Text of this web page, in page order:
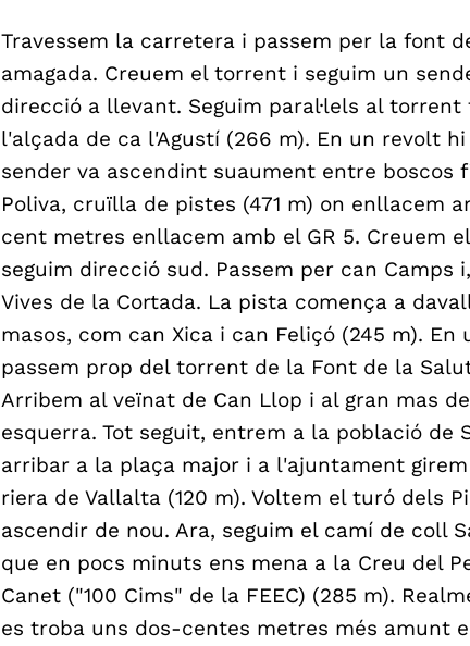
Travessem la carretera i passem per la font
amagada. Creuem el torrent i seguim un
direcció a llevant. Seguim paral·lels al
l'alçada de ca l'Agustí (266 m). En un revolt
sender va ascendint suaument entre boscos
Poliva, cruïlla de pistes (471 m) on enllacem
cent metres enllacem amb el GR 5. Creuem
seguim direcció sud. Passem per can Camps
Vives de la Cortada. La pista comença a
masos, com can Xica i can Feliçó (245 m).
passem prop del torrent de la Font de la
Arribem al veïnat de Can Llop i al gran mas
esquerra. Tot seguit, entrem a la població de
arribar a la plaça major i a l'ajuntament
riera de Vallalta (120 m). Voltem el turó dels
ascendir de nou. Ara, seguim el camí de coll
que en pocs minuts ens mena a la Creu del
Canet ("100 Cims" de la FEEC) (285 m).
es troba uns dos-centes metres més amunt